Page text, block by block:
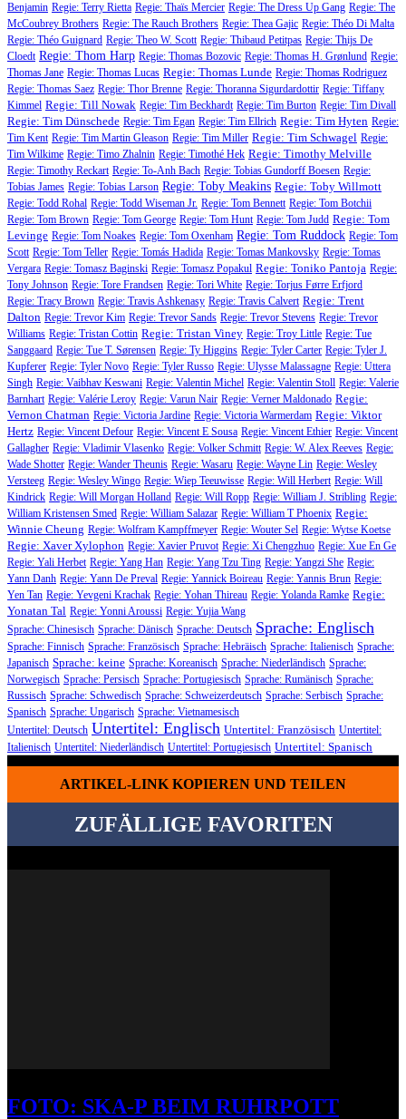
Benjamin Regie: Terry Rietta Regie: Thaïs Mercier Regie: The Dress Up Gang Regie: The
McCoubrey Brothers Regie: The Rauch Brothers Regie: Thea Gajic Regie: Théo Di Malta
Regie: Théo Guignard Regie: Theo W. Scott Regie: Thibaud Petitpas Regie: Thijs De
Cloedt Regie: Thom Harp Regie: Thomas Bozovic Regie: Thomas H. Grønlund Regie:
Thomas Jane Regie: Thomas Lucas Regie: Thomas Lunde Regie: Thomas Rodriguez
Regie: Thomas Saez Regie: Thor Brenne Regie: Thoranna Sigurdardottir Regie: Tiffany
Kimmel Regie: Till Nowak Regie: Tim Beckhardt Regie: Tim Burton Regie: Tim Divall
Regie: Tim Dünschede Regie: Tim Egan Regie: Tim Ellrich Regie: Tim Hyten Regie:
Tim Kent Regie: Tim Martin Gleason Regie: Tim Miller Regie: Tim Schwagel Regie:
Tim Wilkime Regie: Timo Zhalnin Regie: Timothé Hek Regie: Timothy Melville
Regie: Timothy Reckart Regie: To-Anh Bach Regie: Tobias Gundorff Boesen Regie:
Tobias James Regie: Tobias Larson Regie: Toby Meakins Regie: Toby Willmott
Regie: Todd Rohal Regie: Todd Wiseman Jr. Regie: Tom Bennett Regie: Tom Botchii
Regie: Tom Brown Regie: Tom George Regie: Tom Hunt Regie: Tom Judd Regie: Tom
Levinge Regie: Tom Noakes Regie: Tom Oxenham Regie: Tom Ruddock Regie: Tom
Scott Regie: Tom Teller Regie: Tomás Hadida Regie: Tomas Mankovsky Regie: Tomas
Vergara Regie: Tomasz Baginski Regie: Tomasz Popakul Regie: Toniko Pantoja Regie:
Tony Johnson Regie: Tore Frandsen Regie: Tori White Regie: Torjus Førre Erfjord
Regie: Tracy Brown Regie: Travis Ashkenasy Regie: Travis Calvert Regie: Trent
Dalton Regie: Trevor Kim Regie: Trevor Sands Regie: Trevor Stevens Regie: Trevor
Williams Regie: Tristan Cottin Regie: Tristan Viney Regie: Troy Little Regie: Tue
Sanggaard Regie: Tue T. Sørensen Regie: Ty Higgins Regie: Tyler Carter Regie: Tyler J.
Kupferer Regie: Tyler Novo Regie: Tyler Russo Regie: Ulysse Malassagne Regie: Uttera
Singh Regie: Vaibhav Keswani Regie: Valentin Michel Regie: Valentin Stoll Regie: Valerie
Barnhart Regie: Valérie Leroy Regie: Varun Nair Regie: Verner Maldonado Regie:
Vernon Chatman Regie: Victoria Jardine Regie: Victoria Warmerdam Regie: Viktor
Hertz Regie: Vincent Defour Regie: Vincent E Sousa Regie: Vincent Ethier Regie: Vincent
Gallagher Regie: Vladimir Vlasenko Regie: Volker Schmitt Regie: W. Alex Reeves Regie:
Wade Shotter Regie: Wander Theunis Regie: Wasaru Regie: Wayne Lin Regie: Wesley
Versteeg Regie: Wesley Wingo Regie: Wiep Teeuwisse Regie: Will Herbert Regie: Will
Kindrick Regie: Will Morgan Holland Regie: Will Ropp Regie: William J. Stribling Regie:
William Kristensen Smed Regie: William Salazar Regie: William T Phoenix Regie:
Winnie Cheung Regie: Wolfram Kampffmeyer Regie: Wouter Sel Regie: Wytse Koetse
Regie: Xaver Xylophon Regie: Xavier Pruvot Regie: Xi Chengzhuo Regie: Xue En Ge
Regie: Yali Herbet Regie: Yang Han Regie: Yang Tzu Ting Regie: Yangzi She Regie:
Yann Danh Regie: Yann De Preval Regie: Yannick Boireau Regie: Yannis Brun Regie:
Yen Tan Regie: Yevgeni Krachak Regie: Yohan Thireau Regie: Yolanda Ramke Regie:
Yonatan Tal Regie: Yonni Aroussi Regie: Yujia Wang
Sprache: Chinesisch Sprache: Dänisch Sprache: Deutsch Sprache: Englisch
Sprache: Finnisch Sprache: Französisch Sprache: Hebräisch Sprache: Italienisch Sprache:
Japanisch Sprache: keine Sprache: Koreanisch Sprache: Niederländisch Sprache:
Norwegisch Sprache: Persisch Sprache: Portugiesisch Sprache: Rumänisch Sprache:
Russisch Sprache: Schwedisch Sprache: Schweizerdeutsch Sprache: Serbisch Sprache:
Spanisch Sprache: Ungarisch Sprache: Vietnamesisch
Untertitel: Deutsch Untertitel: Englisch Untertitel: Französisch Untertitel:
Italienisch Untertitel: Niederländisch Untertitel: Portugiesisch Untertitel: Spanisch
ARTIKEL-LINK KOPIEREN UND TEILEN
ZUFÄLLIGE FAVORITEN
FOTO: SKA-P BEIM RUHRPOTT